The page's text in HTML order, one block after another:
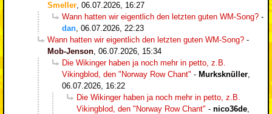
Smeller 06.07.2026, 16:27
Wann hatten wir eigentlich den letzten guten WM-Song? -
dan 06.07.2026, 22:23
Wann hatten wir eigentlich den letzten guten WM-Song? -
Mob-Jenson 06.07.2026, 15:34
Die Wikinger haben ja noch mehr in petto, z.B.
Vikingblod, den "Norway Row Chant" - Murksknüller
06.07.2026, 16:22
Die Wikinger haben ja noch mehr in petto, z.B.
Vikingblod, den "Norway Row Chant" - nico36de